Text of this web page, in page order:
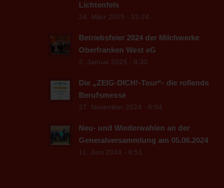
Lichtenfels
24. März 2025 - 15:24
Betriebsfeier 2024 der Milchwerke
Oberfranken West eG
2. Januar 2025 - 8:30
Die „ZEIG-DICH!-Tour“- die rollende
Berufsmesse
27. November 2024 - 8:04
Neu- und Wiederwahlen an der
Generalversammlung am 05.06.2024
11. Juni 2024 - 9:51